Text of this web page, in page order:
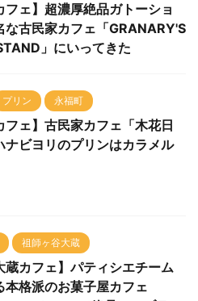
な古民家カフェ「GRANARY'S
」にいってきた
プリン 永福町
フェ】古民家カフェ「木花日
ナビヨリのプリンはカラメル
祖師ヶ谷大蔵
蔵カフェ】パティシエチーム
本格派のお菓子屋カフェ
shop」で絶品モンブラン